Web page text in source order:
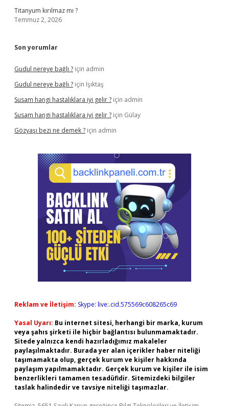
Titanyum kırılmaz mı ?
Temmuz 2, 2026
Son yorumlar
Gudul nereye bağlı ? için admin
Gudul nereye bağlı ? için Işıktaş
Susam hangi hastalıklara iyi gelir ? için admin
Susam hangi hastalıklara iyi gelir ? için Gülay
Gözyaşı bezi ne demek ? için admin
Reklam ve İletişim: Skype: live:.cid.575569c608265c69
Yasal Uyarı: Bu internet sitesi, herhangi bir marka, kurum
veya şahıs şirketi ile hiçbir bağlantısı bulunmamaktadır.
Sitede yalnızca kendi hazırladığımız makaleler
paylaşılmaktadır. Burada yer alan içerikler haber niteliği
taşımamakta olup, gerçek kurum ve kişiler hakkında
paylaşım yapılmamaktadır. Gerçek kurum ve kişiler ile isim
benzerlikleri tamamen tesadüfidir. Sitemizdeki bilgiler
taslak halindedir ve tavsiye niteliği taşımazlar.